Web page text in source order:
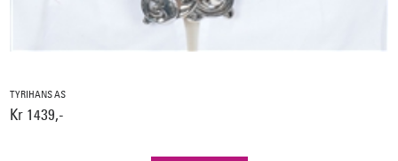
TYRIHANS AS
Kr 1439,-